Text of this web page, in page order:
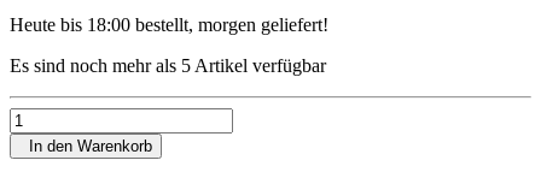
Heute bis 18:00 bestellt, morgen geliefert!
Es sind noch mehr als 5 Artikel verfügbar
In den Warenkorb